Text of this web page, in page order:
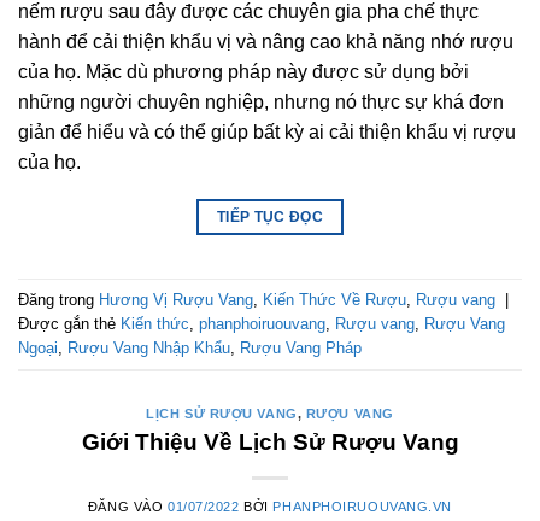
nếm rượu sau đây được các chuyên gia pha chế thực
hành để cải thiện khẩu vị và nâng cao khả năng nhớ rượu
của họ. Mặc dù phương pháp này được sử dụng bởi
những người chuyên nghiệp, nhưng nó thực sự khá đơn
giản để hiểu và có thể giúp bất kỳ ai cải thiện khẩu vị rượu
của họ.
TIẾP TỤC ĐỌC
Đăng trong Hương Vị Rượu Vang Kiến Thức Về Rượu Rượu vang |
Được gắn thẻ Kiến thức phanphoiruouvang Rượu vang Rượu Vang
Ngoại
Rượu Vang Nhập Khẩu Rượu Vang Pháp
LỊCH SỬ RƯỢU VANG, RƯỢU VANG
Giới Thiệu Về Lịch Sử Rượu Vang
ĐĂNG VÀO 01/07/2022 BỞI PHANPHOIRUOUVANG.VN